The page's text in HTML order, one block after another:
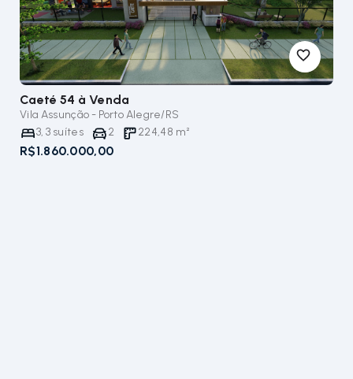
Caeté 54 à Venda
Vila Assunção - Porto Alegre/RS
3,3 suítes 2 224,48 m²
R$1.860.000,00